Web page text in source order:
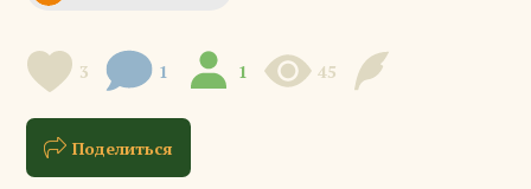
3 1 1 45
Поделиться